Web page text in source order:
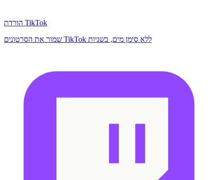
הורדת TikTok
שמור את הסרטונים TikTok ללא סימן מים, בשניות